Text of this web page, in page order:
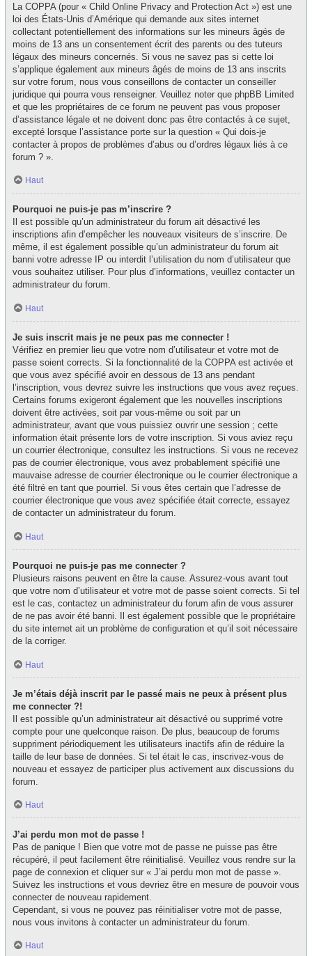
La COPPA (pour « Child Online Privacy and Protection Act ») est une
loi des États-Unis d’Amérique qui demande aux sites internet
collectant potentiellement des informations sur les mineurs âgés de
moins de 13 ans un consentement écrit des parents ou des tuteurs
légaux des mineurs concernés. Si vous ne savez pas si cette loi
s’applique également aux mineurs âgés de moins de 13 ans inscrits
sur votre forum, nous vous conseillons de contacter un conseiller
juridique qui pourra vous renseigner. Veuillez noter que phpBB Limited
et que les propriétaires de ce forum ne peuvent pas vous proposer
d’assistance légale et ne doivent donc pas être contactés à ce sujet,
excepté lorsque l’assistance porte sur la question « Qui dois-je
contacter à propos de problèmes d’abus ou d’ordres légaux liés à ce
forum ? ».
Haut
Pourquoi ne puis-je pas m’inscrire ?
Il est possible qu’un administrateur du forum ait désactivé les
inscriptions afin d’empêcher les nouveaux visiteurs de s’inscrire. De
même, il est également possible qu’un administrateur du forum ait
banni votre adresse IP ou interdit l’utilisation du nom d’utilisateur que
vous souhaitez utiliser. Pour plus d’informations, veuillez contacter un
administrateur du forum.
Haut
Je suis inscrit mais je ne peux pas me connecter !
Vérifiez en premier lieu que votre nom d’utilisateur et votre mot de
passe soient corrects. Si la fonctionnalité de la COPPA est activée et
que vous avez spécifié avoir en dessous de 13 ans pendant
l’inscription, vous devrez suivre les instructions que vous avez reçues.
Certains forums exigeront également que les nouvelles inscriptions
doivent être activées, soit par vous-même ou soit par un
administrateur, avant que vous puissiez ouvrir une session ; cette
information était présente lors de votre inscription. Si vous aviez reçu
un courrier électronique, consultez les instructions. Si vous ne recevez
pas de courrier électronique, vous avez probablement spécifié une
mauvaise adresse de courrier électronique ou le courrier électronique a
été filtré en tant que pourriel. Si vous êtes certain que l’adresse de
courrier électronique que vous avez spécifiée était correcte, essayez
de contacter un administrateur du forum.
Haut
Pourquoi ne puis-je pas me connecter ?
Plusieurs raisons peuvent en être la cause. Assurez-vous avant tout
que votre nom d’utilisateur et votre mot de passe soient corrects. Si tel
est le cas, contactez un administrateur du forum afin de vous assurer
de ne pas avoir été banni. Il est également possible que le propriétaire
du site internet ait un problème de configuration et qu’il soit nécessaire
de la corriger.
Haut
Je m’étais déjà inscrit par le passé mais ne peux à présent plus
me connecter ?!
Il est possible qu’un administrateur ait désactivé ou supprimé votre
compte pour une quelconque raison. De plus, beaucoup de forums
suppriment périodiquement les utilisateurs inactifs afin de réduire la
taille de leur base de données. Si tel était le cas, inscrivez-vous de
nouveau et essayez de participer plus activement aux discussions du
forum.
Haut
J’ai perdu mon mot de passe !
Pas de panique ! Bien que votre mot de passe ne puisse pas être
récupéré, il peut facilement être réinitialisé. Veuillez vous rendre sur la
page de connexion et cliquer sur « J’ai perdu mon mot de passe ».
Suivez les instructions et vous devriez être en mesure de pouvoir vous
connecter de nouveau rapidement.
Cependant, si vous ne pouvez pas réinitialiser votre mot de passe,
nous vous invitons à contacter un administrateur du forum.
Haut